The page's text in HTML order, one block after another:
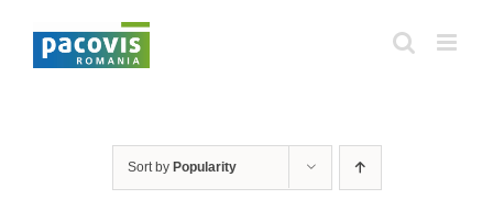
content
Sort by Popularity